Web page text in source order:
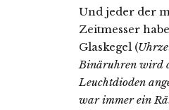
Und jeder der
Zeitmesser
Glaskegel (
Binäruhren wird
Leuchtdioden
war immer ein